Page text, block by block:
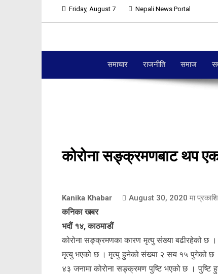
Friday, August 7 Nepali News Portal
समाचार राजनीति समाज
कोरोना सङ्क्रमणबाट थप
Kanika Khabar August 30, 2020 मा
कनिका खबर
भदौं १४, काठमाडौं
कोरोना सङ्क्रमणका कारण मृत्यु संख्या बढीरहेको छ
मृत्यु भएको छ । मृत्यु हुनेको संख्या २ सय १५ पुगेको छ
४३ जनामा कोरोना सङ्क्रमण पुष्टि भएको छ ।